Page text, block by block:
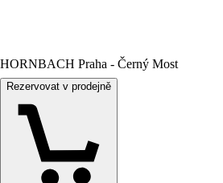
HORNBACH Praha - Černý Most
Rezervovat v prodejně